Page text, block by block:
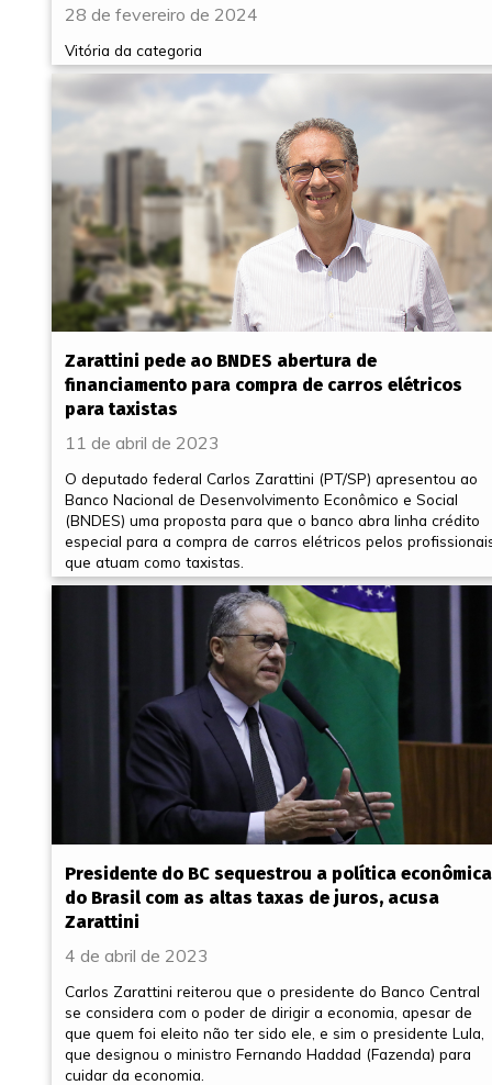
28 de fevereiro de 2024
Vitória da categoria
Zarattini pede ao BNDES abertura de
financiamento para compra de carros elétricos
para taxistas
11 de abril de 2023
O deputado federal Carlos Zarattini (PT/SP) apresentou ao
Banco Nacional de Desenvolvimento Econômico e Social
(BNDES) uma proposta para que o banco abra linha crédito
especial para a compra de carros elétricos pelos
que atuam como taxistas.
Presidente do BC sequestrou a política econômica
do Brasil com as altas taxas de juros, acusa
Zarattini
4 de abril de 2023
Carlos Zarattini reiterou que o presidente do Banco Central
se considera com o poder de dirigir a economia, apesar de
que quem foi eleito não ter sido ele, e sim o presidente Lula,
que designou o ministro Fernando Haddad (Fazenda) para
cuidar da economia.